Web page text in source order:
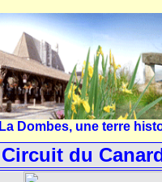
La Dombes, une terre
Circuit du